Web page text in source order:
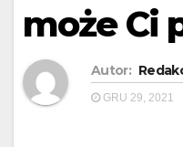
może Ci
Autor:
GRU 29, 2021